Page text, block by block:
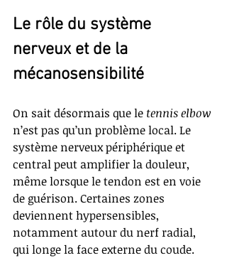
Le rôle du système
nerveux et de la
mécanosensibilité
On sait désormais que le tennis elbow
n’est pas qu’un problème local. Le
système nerveux périphérique et
central peut amplifier la douleur,
même lorsque le tendon est en voie
de guérison. Certaines zones
deviennent hypersensibles,
notamment autour du nerf radial,
qui longe la face externe du coude.